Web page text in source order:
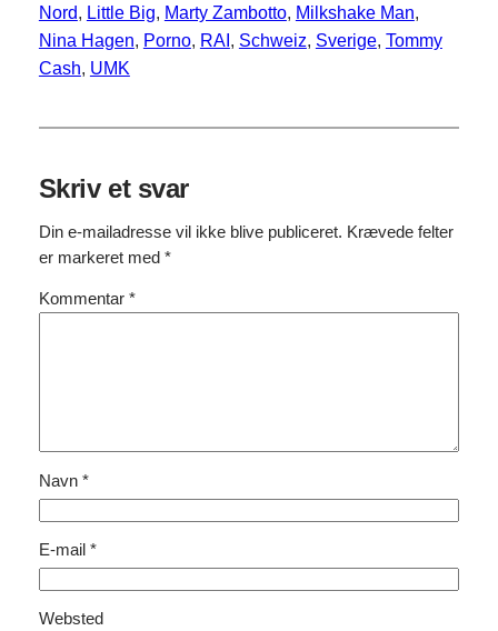
Nord, Little Big, Marty Zambotto, Milkshake Man
Nina Hagen, Porno, RAI , Schweiz, Sverige, Tommy
Cash, UMK
Skriv et svar
Din e-mailadresse vil ikke blive publiceret. Krævede felter
er markeret med *
Kommentar *
Navn *
E-mail *
Websted